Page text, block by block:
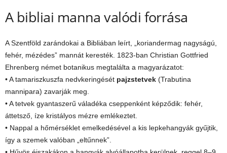
A bibliai manna valódi forrása
A Szentföld zarándokai a Bibliában leírt, „koriandermag nagyságú,
fehér, mézédes” mannát keresték. 1823-ban Christian Gottfried
Ehrenberg német botanikus megtalálta a magyarázatot:
• A tamariszkuszfa nedvkeringését pajzstetvek (Trabutina
mannipara) zavarják meg.
• A tetvek gyantaszerű váladéka cseppenként képződik: fehér,
áttetsző, íze kristályos mézre emlékeztet.
• Nappal a hőmérséklet emelkedésével a kis lepkehangyák gyűjtik,
így a szemek valóban „eltűnnek”.